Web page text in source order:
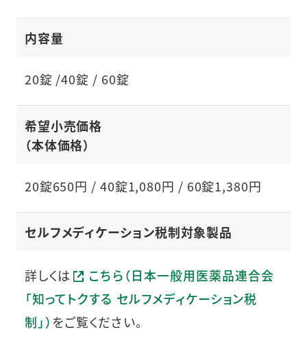
内容量
20錠 /40錠 / 60錠
希望小売価格
（本体価格）
20錠650円 / 40錠1,080円 / 60錠1,380円
セルフメディケーション税制対象製品
詳しくは
こちら（日本一般用医薬品連合会
「知ってトクする セルフメディケーション税
制」） をご覧ください。